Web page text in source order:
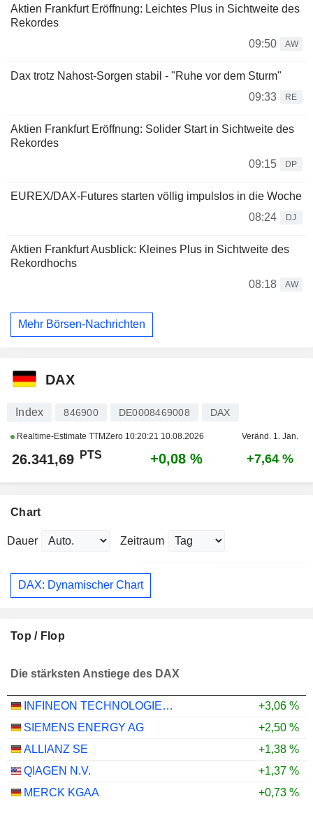
Aktien Frankfurt Eröffnung: Leichtes Plus in Sichtweite des
Rekordes
09:50
AW
Dax trotz Nahost-Sorgen stabil - "Ruhe vor dem Sturm"
09:33
RE
Aktien Frankfurt Eröffnung: Solider Start in Sichtweite des
Rekordes
09:15
DP
EUREX/DAX-Futures starten völlig impulslos in die Woche
08:24
DJ
Aktien Frankfurt Ausblick: Kleines Plus in Sichtweite des
Rekordhochs
08:18
AW
Mehr Börsen-Nachrichten
DAX
Index 846900 DE0008469008 DAX
Realtime-Estimate TTMZero 10:20:21 10.08.2026 Veränd. 1. Jan.
26.341,69 PTS +0,08 % +7,64 %
Chart
Dauer Zeitraum
DAX: Dynamischer Chart
Top / Flop
Die stärksten Anstiege des DAX
INFINEON TECHNOLOGIES AG
+3,06 %
SIEMENS ENERGY AG
+2,50 %
ALLIANZ SE
+1,38 %
QIAGEN N.V.
+1,37 %
MERCK KGAA
+0,73 %